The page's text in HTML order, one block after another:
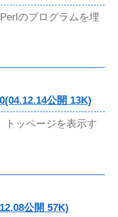
のプログラムを埋
公開 13K)
トッページを表示す
公開 57K)